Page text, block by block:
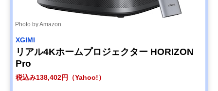
Photo by Amazon
XGIMI
リアル4Kホームプロジェクター HORIZON
Pro
税込み138,402円（Yahoo!）